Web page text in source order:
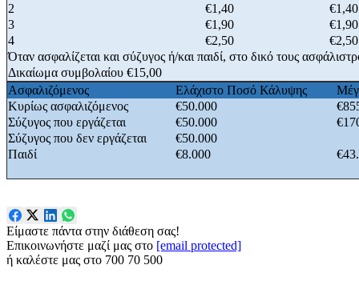
2
€1,40
€1,40
3
€1,90
€1,90
4
€2,50
€2,50
Όταν ασφαλίζεται και σύζυγος ή/και παιδί, στο δικό τους
Δικαίωμα συμβολαίου €15,00
Ασφαλιζόμενος
Ελάχιστο Ποσό Κάλυψης
Κυρίως ασφαλιζόμενος
€50.000
Σύζυγος που εργάζεται
€50.000
Σύζυγος που δεν εργάζεται
€50.000
Παιδί
€8.000
Είμαστε πάντα στην διάθεση σας!
Επικοινωνήστε μαζί μας στο [email protected]
ή καλέστε μας στο 700 70 500